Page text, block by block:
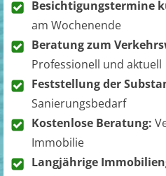
Besichtigungstermine
am Wochenende
Beratung zum
Professionell und aktuell
Feststellung der
Sanierungsbedarf
Kostenlose Beratung:
Immobilie
Langjährige